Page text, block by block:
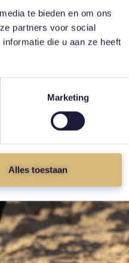
te bieden en om ons
partners voor social
die u aan ze heeft
Marketing
Alles toestaan